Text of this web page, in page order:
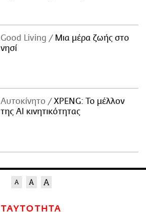
Good Living
Μια μέρα ζωής στο
νησί
Αυτοκίνητο
XPENG: Το μέλλον
της AI κινητικότητας
ΤΑΥΤΟΤΗΤΑ